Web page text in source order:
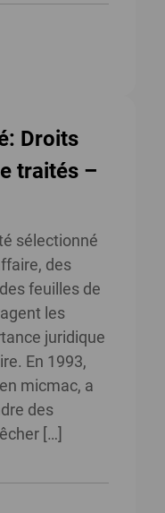
Droits
traités –
sélectionné
des
feuilles de
les
juridique
En 1993,
micmac, a
des
[…]